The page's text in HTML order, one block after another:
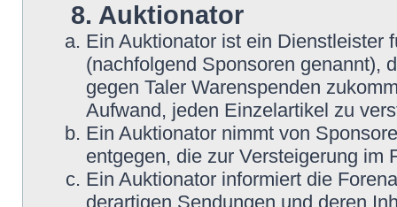
8. Auktionator
Ein Auktionator ist ein Dienstleister
(nachfolgend Sponsoren genannt),
gegen Taler Warenspenden
Aufwand, jeden Einzelartikel zu
Ein Auktionator nimmt von
entgegen, die zur Versteigerung im
Ein Auktionator informiert die
derartigen Sendungen und deren